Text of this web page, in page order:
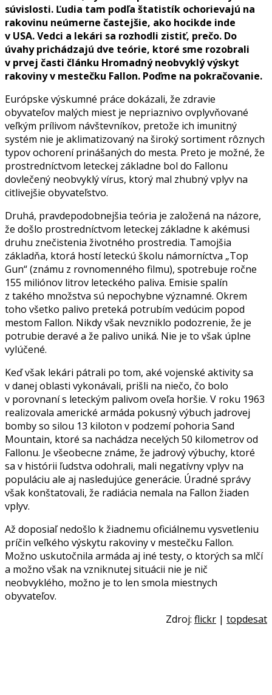
súvislosti. Ľudia tam podľa štatistík ochorievajú na
rakovinu neúmerne častejšie, ako hocikde inde
v USA. Vedci a lekári sa rozhodli zistiť, prečo. Do
úvahy prichádzajú dve teórie, ktoré sme rozobrali
v prvej časti článku Hromadný neobvyklý výskyt
rakoviny v mestečku Fallon. Poďme na pokračovanie.
Európske výskumné práce dokázali, že zdravie
obyvateľov malých miest je nepriaznivo ovplyvňované
veľkým prílivom návštevníkov, pretože ich imunitný
systém nie je aklimatizovaný na široký sortiment rôznych
typov ochorení prinášaných do mesta. Preto je možné, že
prostredníctvom leteckej základne bol do Fallonu
dovlečený neobvyklý vírus, ktorý mal zhubný vplyv na
citlivejšie obyvateľstvo.
Druhá, pravdepodobnejšia teória je založená na názore,
že došlo prostredníctvom leteckej základne k akémusi
druhu znečistenia životného prostredia. Tamojšia
základňa, ktorá hostí leteckú školu námorníctva „Top
Gun“ (známu z rovnomenného filmu), spotrebuje ročne
155 miliónov litrov leteckého paliva. Emisie spalín
z takého množstva sú nepochybne významné. Okrem
toho všetko palivo preteká potrubím vedúcim popod
mestom Fallon. Nikdy však nevzniklo podozrenie, že je
potrubie deravé a že palivo uniká. Nie je to však úplne
vylúčené.
Keď však lekári pátrali po tom, aké vojenské aktivity sa
v danej oblasti vykonávali, prišli na niečo, čo bolo
v porovnaní s leteckým palivom oveľa horšie. V roku 1963
realizovala americké armáda pokusný výbuch jadrovej
bomby so silou 13 kiloton v podzemí pohoria Sand
Mountain, ktoré sa nachádza necelých 50 kilometrov od
Fallonu. Je všeobecne známe, že jadrový výbuchy, ktoré
sa v histórii ľudstva odohrali, mali negatívny vplyv na
populáciu ale aj nasledujúce generácie. Úradné správy
však konštatovali, že radiácia nemala na Fallon žiaden
vplyv.
Až doposiaľ nedošlo k žiadnemu oficiálnemu vysvetleniu
príčin veľkého výskytu rakoviny v mestečku Fallon.
Možno uskutočnila armáda aj iné testy, o ktorých sa mlčí
a možno však na vzniknutej situácii nie je nič
neobvyklého, možno je to len smola miestnych
obyvateľov.
Zdroj: flickr | topdesat